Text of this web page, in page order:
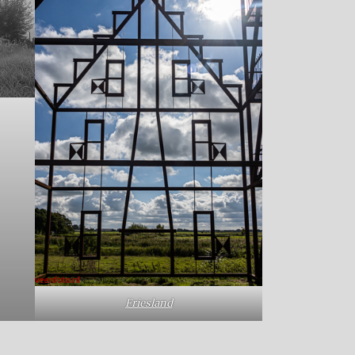
Friesland